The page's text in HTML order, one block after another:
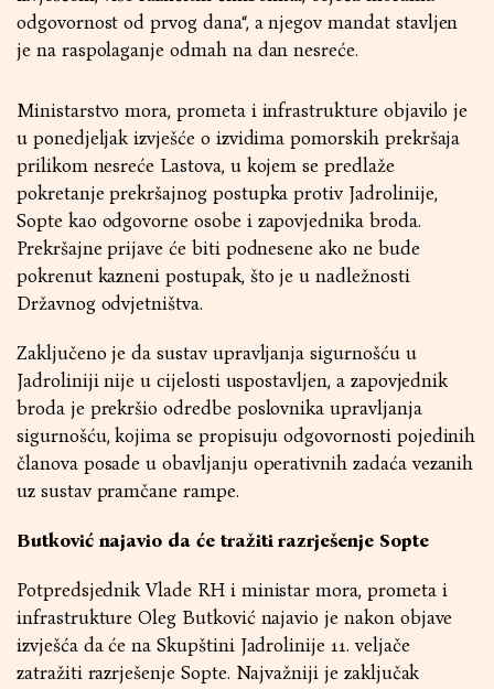
odgovornost od prvog dana“, a njegov mandat stavljen
je na raspolaganje odmah na dan nesreće.
Ministarstvo mora, prometa i infrastrukture objavilo je
u ponedjeljak izvješće o izvidima pomorskih prekršaja
prilikom nesreće Lastova, u kojem se predlaže
pokretanje prekršajnog postupka protiv Jadrolinije,
Sopte kao odgovorne osobe i zapovjednika broda.
Prekršajne prijave će biti podnesene ako ne bude
pokrenut kazneni postupak, što je u nadležnosti
Državnog odvjetništva.
Zaključeno je da sustav upravljanja sigurnošću u
Jadroliniji nije u cijelosti uspostavljen, a zapovjednik
broda je prekršio odredbe poslovnika upravljanja
sigurnošću, kojima se propisuju odgovornosti pojedinih
članova posade u obavljanju operativnih zadaća vezanih
uz sustav pramčane rampe.
Butković najavio da će tražiti razrješenje Sopte
Potpredsjednik Vlade RH i ministar mora, prometa i
infrastrukture Oleg Butković najavio je nakon objave
izvješća da će na Skupštini Jadrolinije 11. veljače
zatražiti razrješenje Sopte. Najvažniji je zaključak